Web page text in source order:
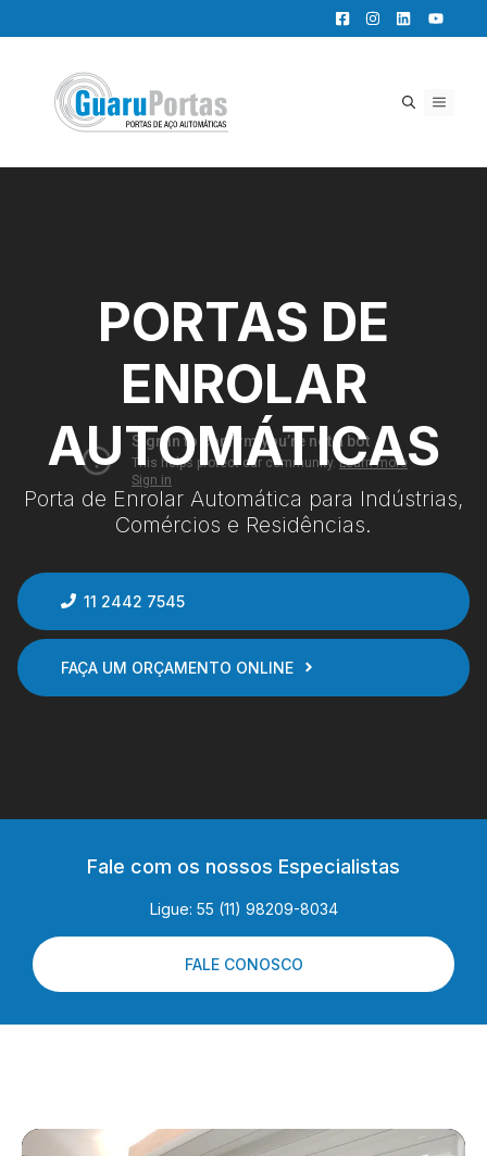
para
conteúdo
MENU
PORTAS DE
ENROLAR
AUTOMÁTICAS
Porta de Enrolar Automática para Indústrias,
Comércios e Residências.
11 2442 7545
FAÇA UM ORÇAMENTO ONLINE
Fale com os nossos Especialistas
Ligue: 55 (11) 98209-8034
FALE CONOSCO